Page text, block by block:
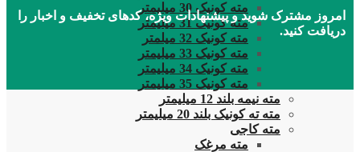
مته کونیک 30 میلیمتر
مته کونیک 31 میلیمتر
مته کونیک 32 میلمتر
مته کونیک 33 میلیمتر
مته کونیک 34 میلیمتر
مته کونیک 35 میلیمتر
مته نیمه بلند 12 میلیمتر
مته ته کونیک بلند 20 میلیمتر
مته کاجی
مته مرغک
امروز مشترک شوید و پیشنهادات ویژه، کدهای تخفیف و اخبار را
دریافت کنید.